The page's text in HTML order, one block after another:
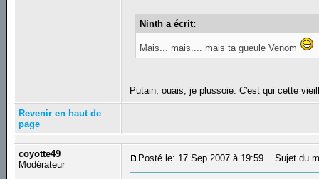
Ninth a écrit:
Mais... mais.... mais ta gueule Venom
Putain, ouais, je plussoie. C'est qui cette
Revenir en haut de
page
coyotte49
Modérateur
Posté le: 17 Sep 2007 à 19:59 Sujet du